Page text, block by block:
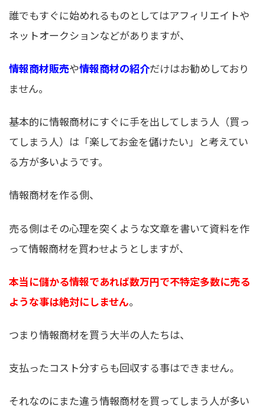
誰でもすぐに始めれるものとしてはアフィリエイトや
ネットオークションなどがありますが、
情報商材販売や情報商材の紹介だけはお勧めしており
ません。
基本的に情報商材にすぐに手を出してしまう人（買っ
てしまう人）は「楽してお金を儲けたい」と考えてい
る方が多いようです。
情報商材を作る側、
売る側はその心理を突くような文章を書いて資料を作
って情報商材を買わせようとしますが、
本当に儲かる情報であれば数万円で不特定多数に売る
ような事は絶対にしません。
つまり情報商材を買う大半の人たちは、
支払ったコスト分すらも回収する事はできません。
それなのにまた違う情報商材を買ってしまう人が多い